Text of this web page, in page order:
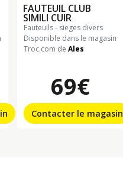
FAUTEUIL CLUB
SIMILI CUIR
fauteuils - sieges divers
Disponible dans le magasin
Troc.com de Ales
69€
Contacter le magasin